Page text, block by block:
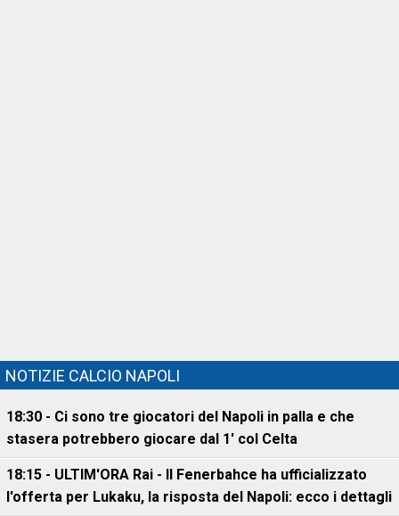
NOTIZIE CALCIO NAPOLI
18:30 - Ci sono tre giocatori del Napoli in palla e che
stasera potrebbero giocare dal 1' col Celta
18:15 - ULTIM'ORA Rai - Il Fenerbahce ha ufficializzato
l'offerta per Lukaku, la risposta del Napoli: ecco i dettagli